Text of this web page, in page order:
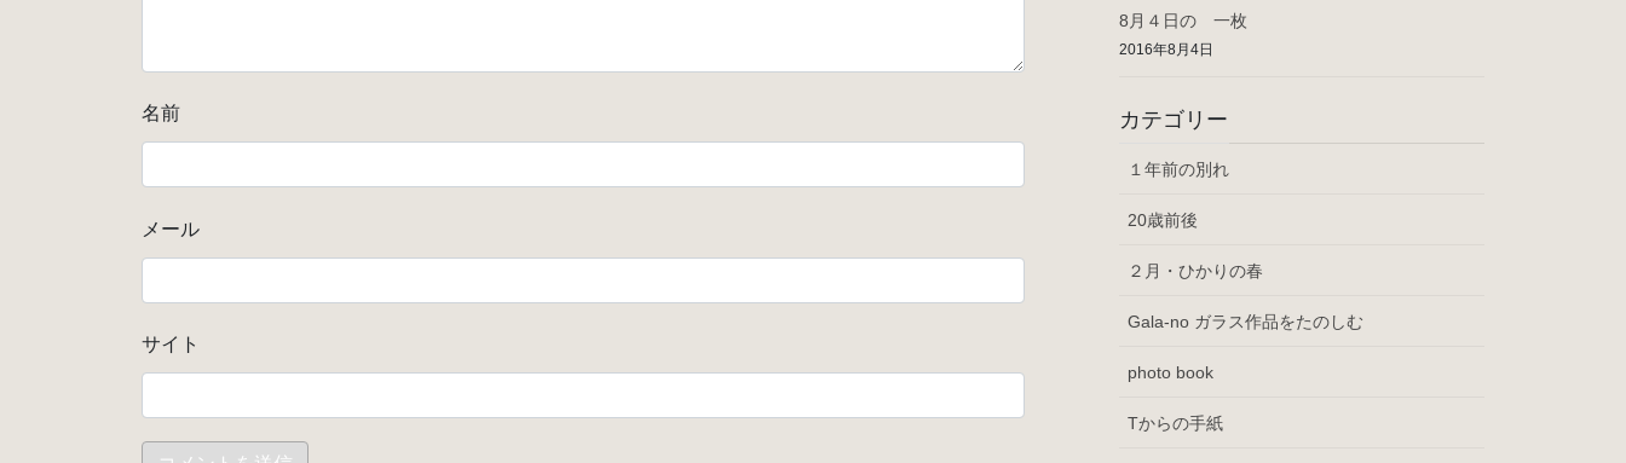
名前
メール
サイト
8月４日の 一枚
2016年8月4日
カテゴリー
１年前の別れ
20歳前後
２月・ひかりの春
Gala-no ガラス作品をたのしむ
photo book
Tからの手紙